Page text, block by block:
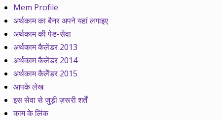
Mem Profile
अर्थकाम का बैनर अपने यहां लगाइए
अर्थकाम की पेड-सेवा
अर्थकाम कैलेंडर 2013
अर्थकाम कैलेंडर 2014
अर्थकाम कैलेेंडर 2015
आपके लेख
इस सेवा से जुड़ी ज़रूरी शर्तें
काम के लिंक